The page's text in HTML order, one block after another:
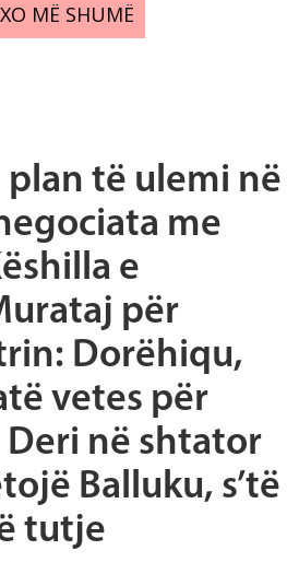
MË SHUMË
plan të ulemi në
me
e
për
Dorëhiqu,
vetes për
në shtator
Balluku, s’të
tutje